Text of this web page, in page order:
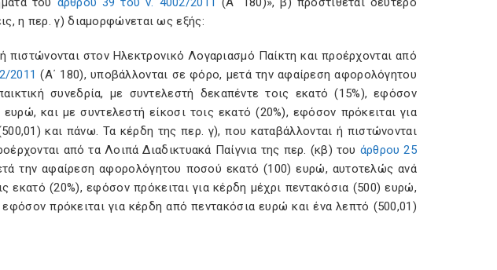
η περ. γ) διαμορφώνεται ως εξής:
πιστώνονται στον Ηλεκτρονικό Λογαριασμό Παίκτη και προέρχονται από
2011 (Α΄ 180), υποβάλλονται σε φόρο, μετά την αφαίρεση αφορολόγητου
συνεδρία, με συντελεστή δεκαπέντε τοις εκατό (15%), εφόσον
και με συντελεστή είκοσι τοις εκατό (20%), εφόσον πρόκειται για
και πάνω. Τα κέρδη της περ. γ), που καταβάλλονται ή πιστώνονται
από τα Λοιπά Διαδικτυακά Παίγνια της περ. (κβ) του άρθρου 25
την αφαίρεση αφορολόγητου ποσού εκατό (100) ευρώ, αυτοτελώς ανά
εκατό (20%), εφόσον πρόκειται για κέρδη μέχρι πεντακόσια (500) ευρώ,
εφόσον πρόκειται για κέρδη από πεντακόσια ευρώ και ένα λεπτό (500,01)